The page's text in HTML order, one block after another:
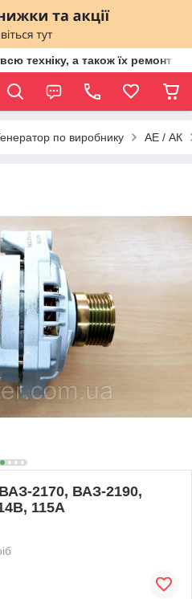
техніку, а також їх ремонт
по виробнику АЕ / АК
2170, ВАЗ-2190,
115А